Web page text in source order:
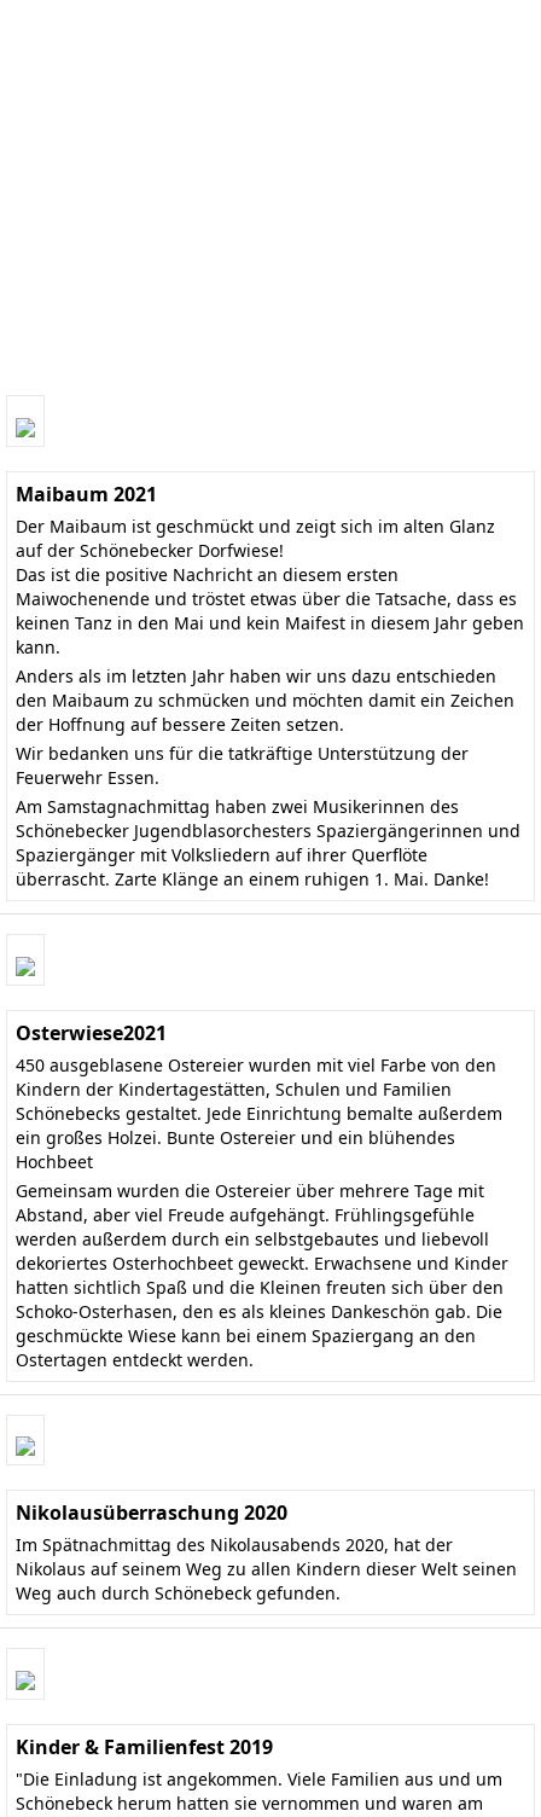
Maibaum 2021
Der Maibaum ist geschmückt und zeigt sich im alten Glanz
auf der Schönebecker Dorfwiese!
Das ist die positive Nachricht an diesem ersten
Maiwochenende und tröstet etwas über die Tatsache, dass es
keinen Tanz in den Mai und kein Maifest in diesem Jahr geben
kann.
Anders als im letzten Jahr haben wir uns dazu entschieden
den Maibaum zu schmücken und möchten damit ein Zeichen
der Hoffnung auf bessere Zeiten setzen.
Wir bedanken uns für die tatkräftige Unterstützung der
Feuerwehr Essen.
Am Samstagnachmittag haben zwei Musikerinnen des
Schönebecker Jugendblasorchesters Spaziergängerinnen und
Spaziergänger mit Volksliedern auf ihrer Querflöte
überrascht. Zarte Klänge an einem ruhigen 1. Mai. Danke!
Osterwiese2021
450 ausgeblasene Ostereier wurden mit viel Farbe von den
Kindern der Kindertagestätten, Schulen und Familien
Schönebecks gestaltet. Jede Einrichtung bemalte außerdem
ein großes Holzei. Bunte Ostereier und ein blühendes
Hochbeet
Gemeinsam wurden die Ostereier über mehrere Tage mit
Abstand, aber viel Freude aufgehängt. Frühlingsgefühle
werden außerdem durch ein selbstgebautes und liebevoll
dekoriertes Osterhochbeet geweckt. Erwachsene und Kinder
hatten sichtlich Spaß und die Kleinen freuten sich über den
Schoko-Osterhasen, den es als kleines Dankeschön gab. Die
geschmückte Wiese kann bei einem Spaziergang an den
Ostertagen entdeckt werden.
Nikolausüberraschung 2020
Im Spätnachmittag des Nikolausabends 2020, hat der
Nikolaus auf seinem Weg zu allen Kindern dieser Welt seinen
Weg auch durch Schönebeck gefunden.
Kinder & Familienfest 2019
"Die Einladung ist angekommen. Viele Familien aus und um
Schönebeck herum hatten sie vernommen und waren am